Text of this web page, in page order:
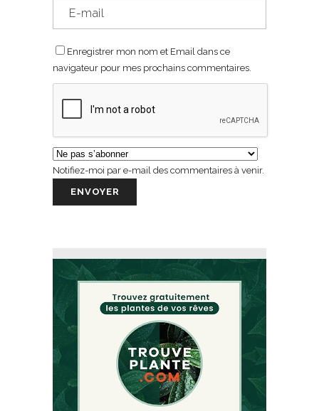
Enregistrer mon nom et Email dans ce
navigateur pour mes prochains commentaires.
Notifiez-moi par e-mail des commentaires à venir.